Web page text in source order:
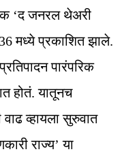
‘द जनरल थेअरी
मध्ये प्रकाशित झाले.
पारंपरिक
होतं. यातूनच
व्हायला सुरुवात
राज्य’ या